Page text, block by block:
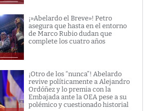
¡»Abelardo el Breve»! Petro
asegura que hasta en el entorno
de Marco Rubio dudan que
complete los cuatro años
¡Otro de los “nunca”! Abelardo
revive políticamente a Alejandro
Ordóñez y lo premia con la
Embajada ante la OEA pese a su
polémico y cuestionado historial